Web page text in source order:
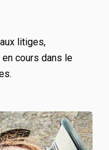
litiges,
cours dans le